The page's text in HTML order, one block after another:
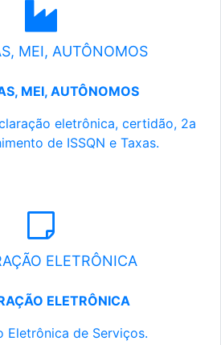
MEI, AUTÔNOMOS
MEI, AUTÔNOMOS
eletrônica, certidão, 2a
de ISSQN e Taxas.
ELETRÔNICA
ELETRÔNICA
Eletrônica de Serviços.